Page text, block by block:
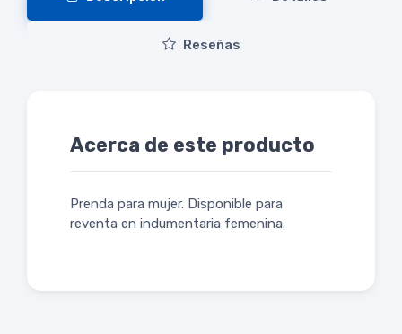
Reseñas
Acerca de este producto
Prenda para mujer. Disponible para
reventa en indumentaria femenina.